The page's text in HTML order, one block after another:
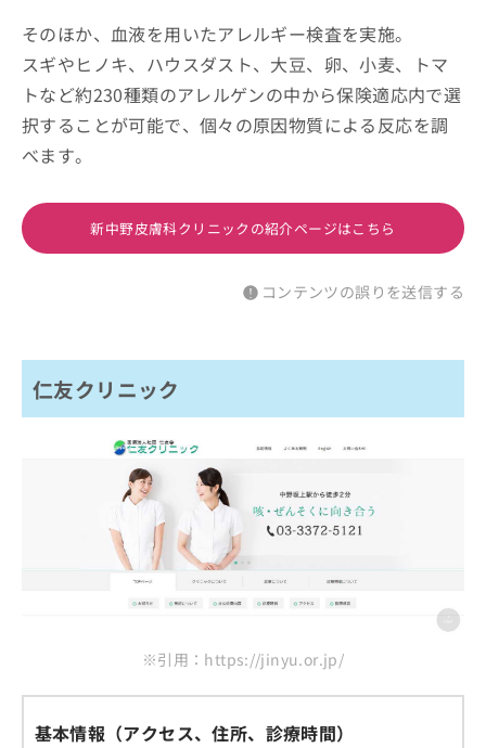
そのほか、血液を用いたアレルギー検査を実施。
スギやヒノキ、ハウスダスト、大豆、卵、小麦、トマ
トなど約230種類のアレルゲンの中から保険適応内で選
択することが可能で、個々の原因物質による反応を調
べます。
新中野皮膚科クリニックの紹介ページはこちら
コンテンツの誤りを送信する
仁友クリニック
※引用：https://jinyu.or.jp/
基本情報（アクセス、住所、診療時間）